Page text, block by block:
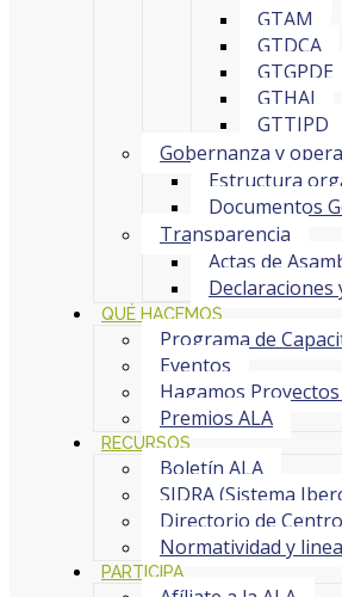
GTAM
GTDCA
GTGPDE
GTHAI
GTTIPD
Gobernanza y
Estructura
Documentos
Transparencia
Actas de
QUÉ HACEMOS
Programa de
Eventos
Hagamos Proyectos
Premios ALA
RECURSOS
Boletín ALA
SIDRA (Sistema
Directorio de
Normatividad y
PARTICIPA